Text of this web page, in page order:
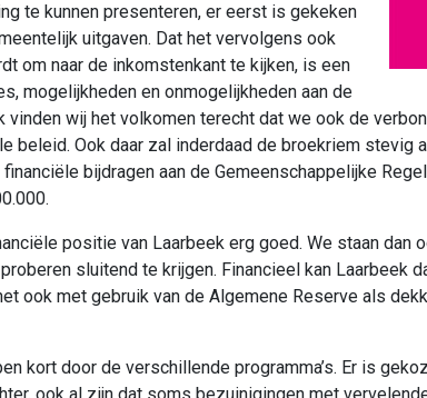
te kunnen presenteren, er eerst is gekeken
uitgaven. Dat het vervolgens ook
om naar de inkomstenkant te kijken, is een
mogelijkheden en onmogelijkheden aan de
vinden wij het volkomen terecht dat we ook de
beleid. Ook daar zal inderdaad de broekriem
bijdragen aan de Gemeenschappelijke
positie van Laarbeek erg goed. We staan dan
sluitend te krijgen. Financieel kan Laarbeek
ook met gebruik van de Algemene Reserve als
kort door de verschillende programma’s. Er is